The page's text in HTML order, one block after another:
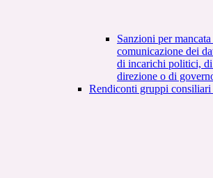
Sanzioni per
comunicazione dei
di incarichi politici,
direzione o di
Rendiconti gruppi